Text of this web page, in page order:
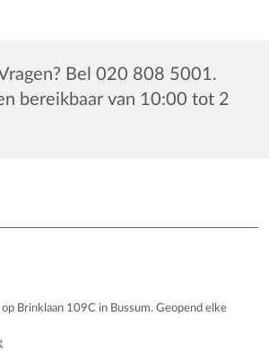
Bel 020 808 5001.
bereikbaar van 10:00 tot 2
Brinklaan 109C in Bussum. Geopend elke